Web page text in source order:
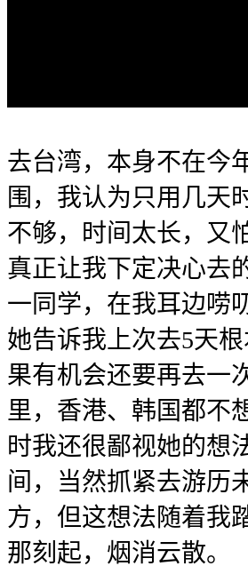
去台湾，本身不在今
围，我认为只用几天
不够，时间太长，又
真正让我下定决心去
一同学，在我耳边唠
她告诉我上次去5天
果有机会还要再去一
里，香港、韩国都不
时我还很鄙视她的想
间，当然抓紧去游历
方，但这想法随着我
那刻起，烟消云散。